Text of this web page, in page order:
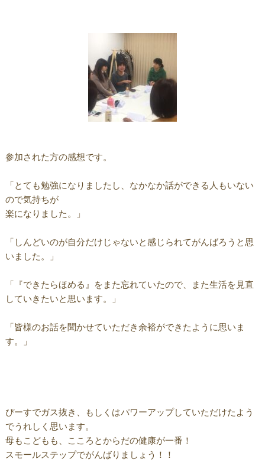
参加された方の感想です。
「とても勉強になりましたし、なかなか話ができる人もいない
ので気持ちが
楽になりました。」
「しんどいのが自分だけじゃないと感じられてがんばろうと思
いました。」
「『できたらほめる』をまた忘れていたので、また生活を見直
していきたいと思います。」
「皆様のお話を聞かせていただき余裕ができたように思いま
す。」
ぴーすでガス抜き、もしくはパワーアップしていただけたよう
でうれしく思います。
母もこどもも、こころとからだの健康が一番！
スモールステップでがんばりましょう！！